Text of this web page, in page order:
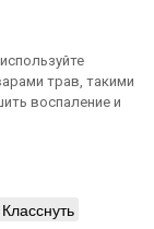
трав, такими
воспаление и
Класснуть